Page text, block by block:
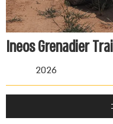
Ineos Grenadier
2026